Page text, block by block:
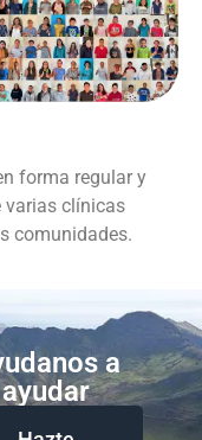
forma regular y
varias clínicas
comunidades.
a
ayudar